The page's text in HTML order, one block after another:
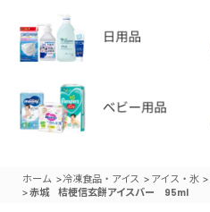
ホーム >冷凍食品・アイス > アイス・氷 >
>赤城 桔梗信玄餅アイスバー 95ml